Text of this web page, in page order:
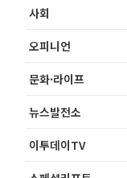
사회
오피니언
문화·라이프
뉴스발전소
이투데이TV